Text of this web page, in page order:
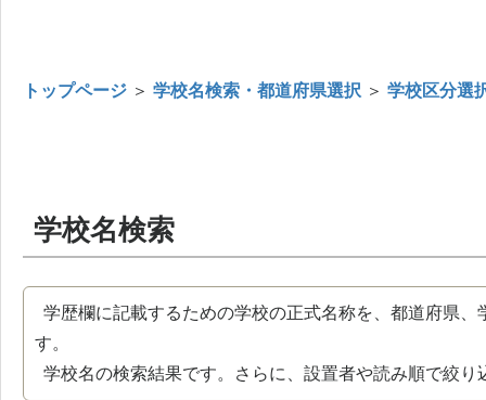
トップページ ＞ 学校名検索・都道府県選択 ＞ 学校区分選
学校名検索
学歴欄に記載するための学校の正式名称を、都道府県
す。
学校名の検索結果です。さらに、設置者や読み順で絞り